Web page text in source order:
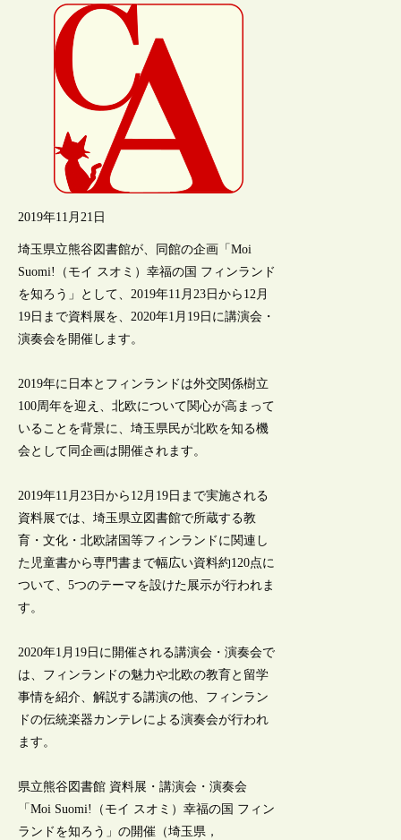
2019年11月21日
埼玉県立熊谷図書館が、同館の企画「Moi
Suomi!（モイ スオミ）幸福の国 フィンランド
を知ろう」として、2019年11月23日から12月
19日まで資料展を、2020年1月19日に講演会・
演奏会を開催します。
2019年に日本とフィンランドは外交関係樹立
100周年を迎え、北欧について関心が高まって
いることを背景に、埼玉県民が北欧を知る機
会として同企画は開催されます。
2019年11月23日から12月19日まで実施される
資料展では、埼玉県立図書館で所蔵する教
育・文化・北欧諸国等フィンランドに関連し
た児童書から専門書まで幅広い資料約120点に
ついて、5つのテーマを設けた展示が行われま
す。
2020年1月19日に開催される講演会・演奏会で
は、フィンランドの魅力や北欧の教育と留学
事情を紹介、解説する講演の他、フィンラン
ドの伝統楽器カンテレによる演奏会が行われ
ます。
県立熊谷図書館 資料展・講演会・演奏会
「Moi Suomi!（モイ スオミ）幸福の国 フィン
ランドを知ろう」の開催（埼玉県，